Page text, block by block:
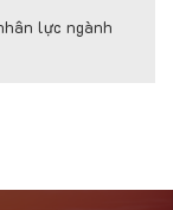
lực ngành